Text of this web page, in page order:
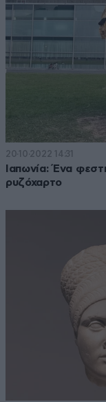
20·10·2022 14:31
Ιαπωνία: Ένα
ρυζόχαρτο